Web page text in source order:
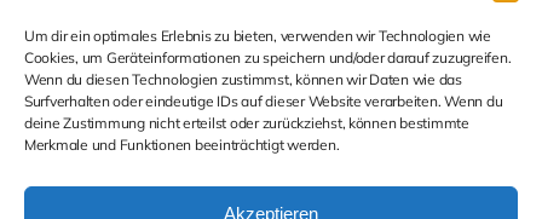
Um dir ein optimales Erlebnis zu bieten, verwenden wir Technologien wie
Cookies, um Geräteinformationen zu speichern und/oder darauf zuzugreifen.
Wenn du diesen Technologien zustimmst, können wir Daten wie das
Surfverhalten oder eindeutige IDs auf dieser Website verarbeiten. Wenn du
deine Zustimmung nicht erteilst oder zurückziehst, können bestimmte
Merkmale und Funktionen beeinträchtigt werden.
Akzeptieren
Prüfung elektrischer Anlagen
Smarthome
Beleuchtung
PV-Batteriespeicher